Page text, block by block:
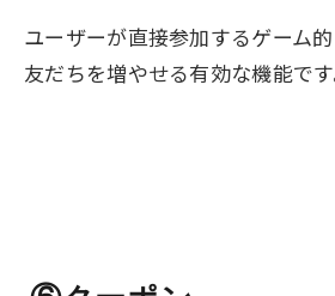
ユーザーが直接参加するゲーム
友だちを増やせる有効な機能です